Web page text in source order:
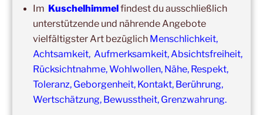
Der nächste Termin ist nicht weit entfernt.
Im Kuschelhimmelfindest du ausschließlich
unterstützende und nährende Angebote
vielfältigster Art bezüglich Menschlichkeit,
Achtsamkeit, Aufmerksamkeit, Absichtsfreiheit,
Rücksichtnahme, Wohlwollen, Nähe, Respekt,
Toleranz, Geborgenheit, Kontakt, Berührung,
Wertschätzung, Bewusstheit, Grenzwahrung.